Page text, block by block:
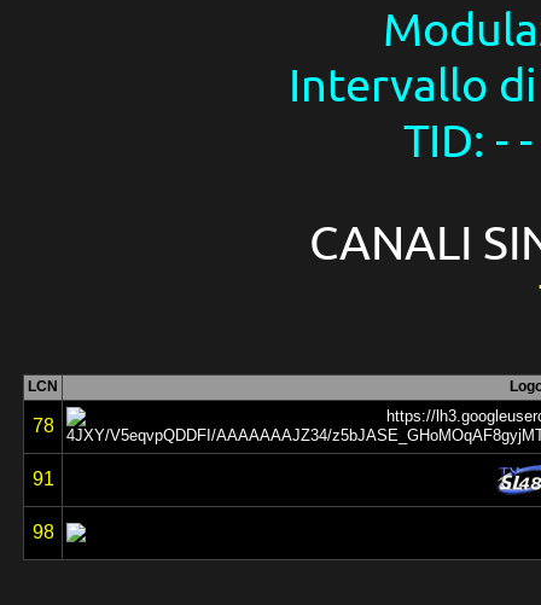
Intervallo di
TID: -
CANALI
LCN
78
91
98